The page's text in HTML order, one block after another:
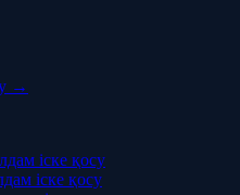
→
іске қосу
іске қосу